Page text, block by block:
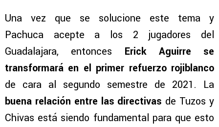
Una vez que se solucione este tema y
Pachuca acepte a los 2 jugadores del
Guadalajara, entonces Erick Aguirre se
transformará en el primer refuerzo rojiblanco
de cara al segundo semestre de 2021. La
buena relación entre las directivas de Tuzos y
Chivas está siendo fundamental para que esto